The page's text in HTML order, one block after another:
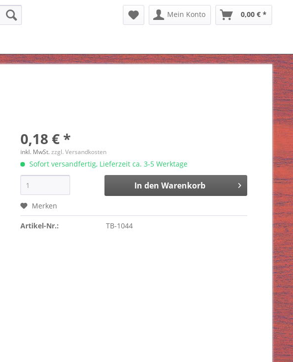
Mein Konto 0,00 € *
0,18 € *
inkl. MwSt.zzgl. Versandkosten
Sofort versandfertig, Lieferzeit ca. 3-5 Werktage
In den Warenkorb
Merken
Artikel-Nr.: TB-1044